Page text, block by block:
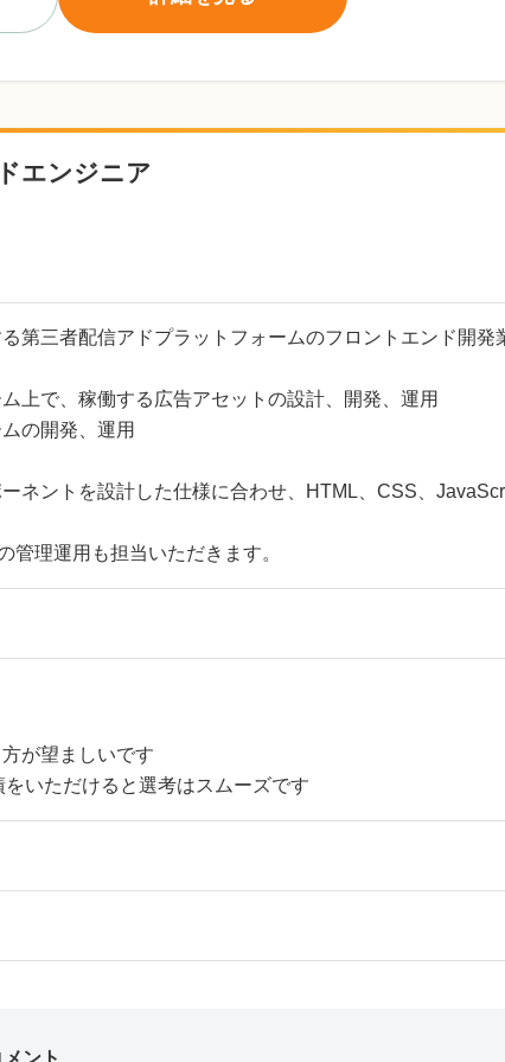
エンジニア
第三者配信アドプラットフォームのフロントエンド開発
上で、稼働する広告アセットの設計、開発、運用
の開発、運用
ネントを設計した仕様に合わせ、HTML、CSS、
管理運用も担当いただきます。
が望ましいです
いただけると選考はスムーズです
ント